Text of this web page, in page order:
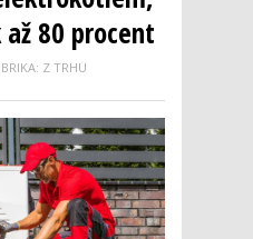
80 procent
Z TRHU